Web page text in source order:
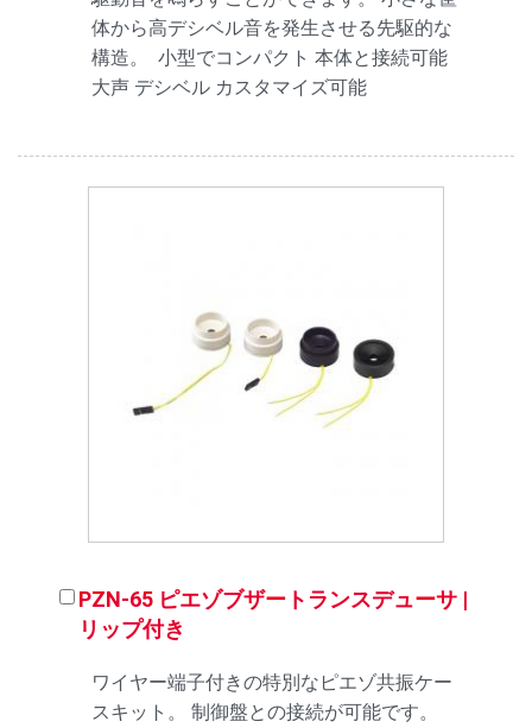
体から高デシベル音を発生させる先駆的な
構造。 小型でコンパクト 本体と接続可能
大声 デシベル カスタマイズ可能
PZN-65 ピエゾブザートランスデューサ |
リップ付き
ワイヤー端子付きの特別なピエゾ共振ケー
スキット。 制御盤との接続が可能です。